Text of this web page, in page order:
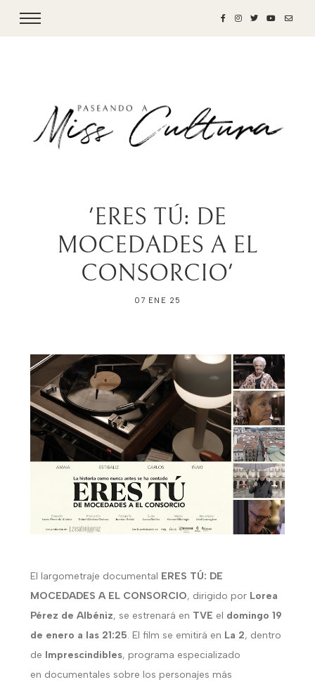
'ERES TÚ: DE
MOCEDADES A EL
CONSORCIO'
07 ENE 25
El largometraje documental ERES TÚ: DE
MOCEDADES A EL CONSORCIO, dirigido porLorea
Pérez de Albéniz, se estrenará en TVE el domingo 19
de enero a las 21:25. El film se emitirá en La 2, dentro
de Imprescindibles, programa especializado
en documentales sobre los personajes más